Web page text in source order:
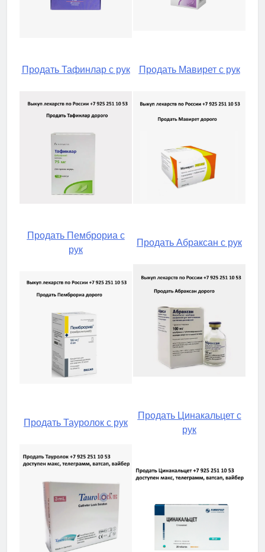
Продать Тафинлар с рук Продать Мавирет с рук
Продать Пемброриа с
рук
Продать Абраксан с рук
Продать Тауролок с рук
Продать Цинакальцет с
рук